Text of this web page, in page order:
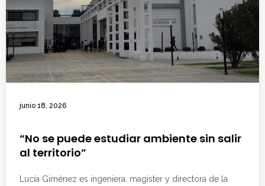
junio 18, 2026
“No se puede estudiar ambiente sin salir
al territorio”
Lucía Giménez es ingeniera, magíster y directora de la